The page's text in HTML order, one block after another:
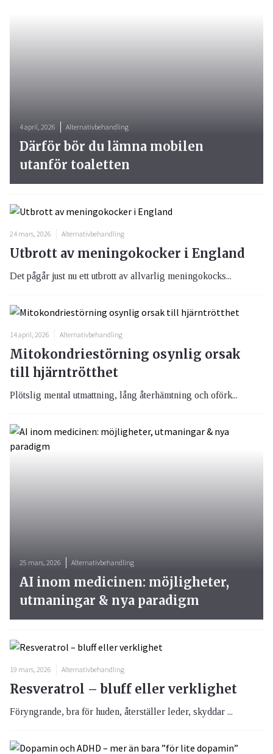
24 mars, 2026 Alternativbehandling
Utbrott av meningokocker i England
Det pågår just nu ett utbrott av allvarlig meningokocks...
14 april, 2026 Alternativbehandling
Mitokondriestörning osynlig orsak
till hjärntrötthet
Plötslig mental utmattning, lång återhämtning och oförk...
4 april, 2026 Alternativbehandling
Därför bör du lämna mobilen
utanför toaletten
25 mars, 2026 Alternativbehandling
AI inom medicinen: möjligheter,
utmaningar & nya paradigm
19 mars, 2026 Alternativbehandling
Resveratrol – bluff eller verklighet
Föryngrande, bra för huden, återställer leder, skyddar ...